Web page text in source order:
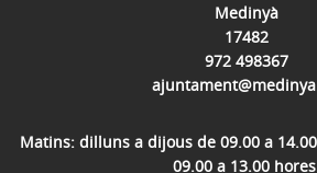
Medinyà
17482
972 498367
Matins: dilluns a dijous de 09.00 a
09.00 a 13.00